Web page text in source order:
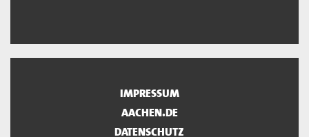
IMPRESSUM
AACHEN.DE
DATENSCHUTZ